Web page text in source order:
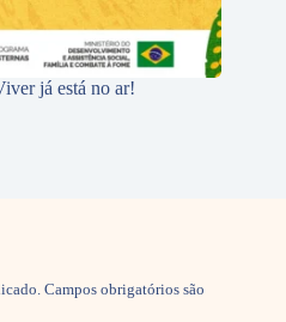
já está no ar!
Campos obrigatórios são